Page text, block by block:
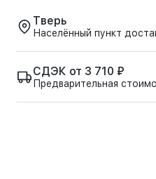
Тверь
Населённый пункт
СДЭК от 3 710 ₽
Предварительная